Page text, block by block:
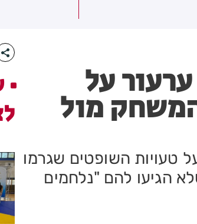
על
מול
טעויות השופטים שגרמו
הגיעו להם "נלחמים